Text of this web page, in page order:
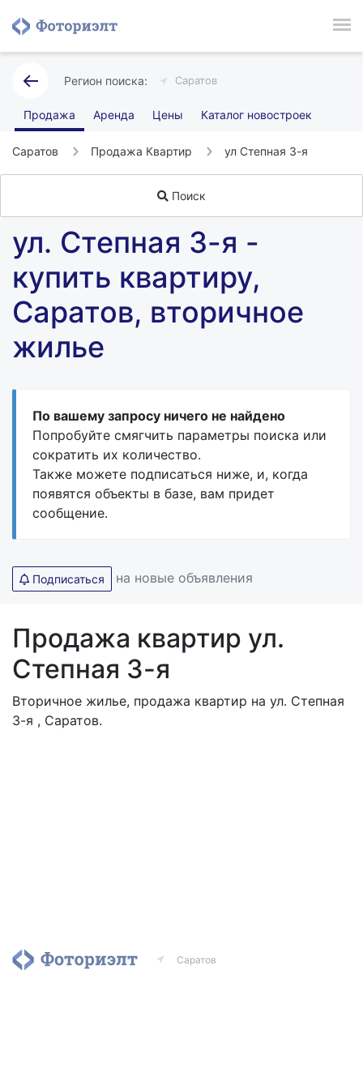
Саратов
Продажа Аренда Цены Каталог новостроек
Саратов Продажа Квартир ул Степная 3-я
Поиск
ул. Степная 3-я -
купить квартиру,
Саратов, вторичное
жилье
По вашему запросу ничего не найдено
Попробуйте смягчить параметры поиска или
сократить их количество.
Также можете подписаться ниже, и, когда
появятся объекты в базе, вам придет
сообщение.
Подписаться на новые объявления
Продажа квартир ул.
Степная 3-я
Вторичное жилье, продажа квартир на ул. Степная
3-я , Саратов.
Саратов